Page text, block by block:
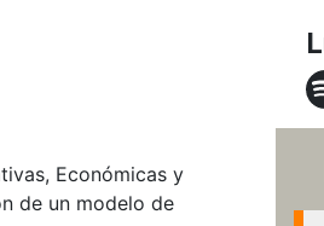
Económicas y
de un modelo de